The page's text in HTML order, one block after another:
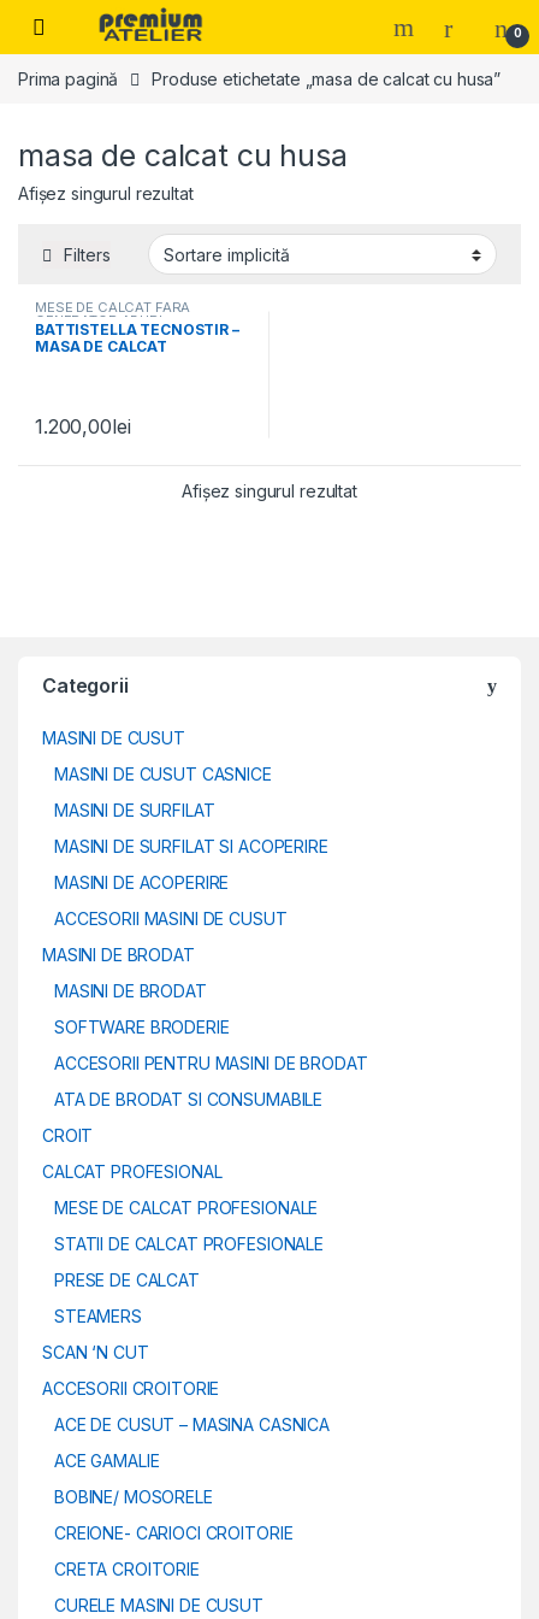
Skip to navigation
Skip to content
0
Prima pagină Produse etichetate „masa de calcat cu husa”
masa de calcat cu husa
Afișez singurul rezultat
Filters
MESE DE CALCAT FARA
GENERATOR ABURI
BATTISTELLA TECNOSTIR –
MASA DE CALCAT
1.200,00lei
Afișez singurul rezultat
Categorii
MASINI DE CUSUT
MASINI DE CUSUT CASNICE
MASINI DE SURFILAT
MASINI DE SURFILAT SI ACOPERIRE
MASINI DE ACOPERIRE
ACCESORII MASINI DE CUSUT
MASINI DE BRODAT
MASINI DE BRODAT
SOFTWARE BRODERIE
ACCESORII PENTRU MASINI DE BRODAT
ATA DE BRODAT SI CONSUMABILE
CROIT
CALCAT PROFESIONAL
MESE DE CALCAT PROFESIONALE
STATII DE CALCAT PROFESIONALE
PRESE DE CALCAT
STEAMERS
SCAN ‘N CUT
ACCESORII CROITORIE
ACE DE CUSUT – MASINA CASNICA
ACE GAMALIE
BOBINE/ MOSORELE
CREIONE- CARIOCI CROITORIE
CRETA CROITORIE
CURELE MASINI DE CUSUT